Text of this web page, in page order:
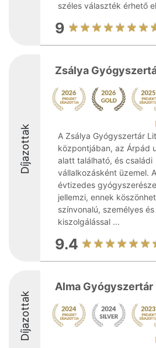
széles választék érhető
9
Díjazottak
Zsálya
A Zsálya Gyógyszertár
központjában, az Árpád
alatt található, és családi
vállalkozásként üzemel.
évtizedes
jellemzi, ennek
színvonalú, személyes
kiszolgálással ...
9.4
Díjazottak
Alma Gyógyszertár